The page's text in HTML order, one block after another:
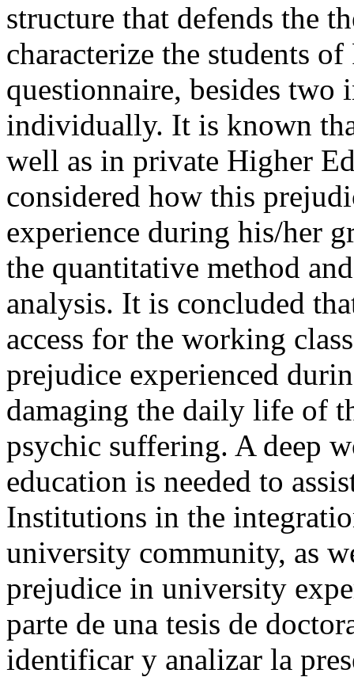
structure that defends the
characterize the students
questionnaire, besides two
individually. It is known
well as in private Higher
considered how this
experience during his/her
the quantitative method
analysis. It is concluded
access for the working
prejudice experienced
damaging the daily life of
psychic suffering. A deep
education is needed to
Institutions in the
university community, as
prejudice in university
parte de una tesis de
identificar y analizar la